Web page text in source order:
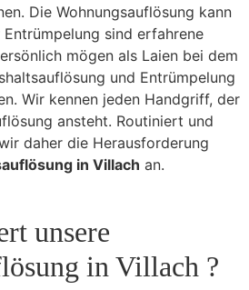
Die Wohnungsauflösung kann
sind erfahrene
mögen als Laien bei dem
und Entrümpelung
Wir kennen jeden Handgriff, der
ansteht. Routiniert und
daher die Herausforderung
in Villach an.
unsere
in Villach ?